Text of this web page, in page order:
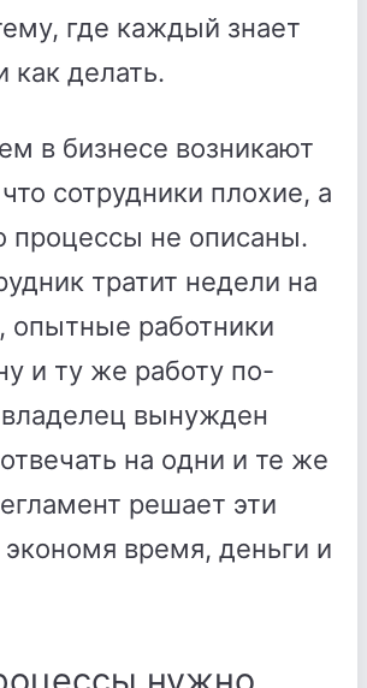
где каждый знает
как делать.
в бизнесе возникают
сотрудники плохие, а
процессы не описаны.
тратит недели на
опытные работники
и ту же работу по-
вынужден
на одни и те же
решает эти
время, деньги и